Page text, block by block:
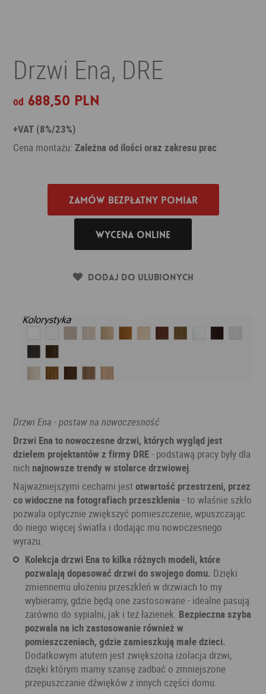
Drzwi Ena, DRE
od 688,50 PLN
+VAT (8%/23%)
Cena montażu:Zależna od ilości oraz zakresu prac
Zamów bezpłatny pomiar
Wycena online
Dodaj do ulubionych
Drzwi Ena - postaw na nowoczesność
Drzwi Ena to nowoczesne drzwi, których wygląd jest
dziełem projektantów z firmy DRE- podstawą pracy były dla
nich najnowsze trendy w stolarce drzwiowej.
Najważniejszymi cechami jestotwartość przestrzeni, przez
co widoczne na fotografiach przeszklenia- to właśnie szkło
pozwala optycznie zwiększyć pomieszczenie, wpuszczając
do niego więcej światła i dodając mu nowoczesnego
wyrazu.
Kolekcja drzwi Ena to kilka różnych modeli, które
pozwalają dopasować drzwi do swojego domu. Dzięki
zmiennemu ułożeniu przeszkleń w drzwiach to my
wybieramy, gdzie będą one zastosowane - idealne pasują
zarówno do sypialni, jak i też łazienek. Bezpieczna szyba
pozwala na ich zastosowanie również w
pomieszczeniach, gdzie zamieszkują małe dzieci.
Dodatkowym atutem jest zwiększona izolacja drzwi,
dzięki którym mamy szansę zadbać o zmniejszone
przepuszczanie dźwięków z innych części domu.